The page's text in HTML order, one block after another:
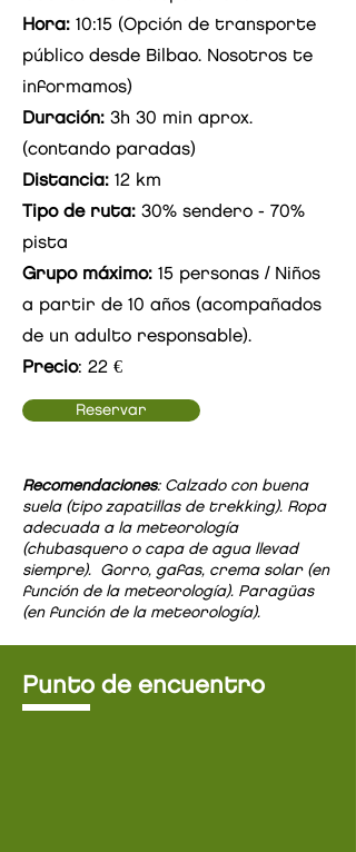
Hora: 10:15 (Opción de transporte
público desde Bilbao. Nosotros te
informamos)
Duración: 3h 30 min aprox.
(contando paradas)
Distancia: 12 km
Tipo de ruta: 30% sendero - 70%
pista
Grupo máximo: 15 personas / Niños
a partir de 10 años (acompañados
de un adulto responsable).
Precio: 22 €
Reservar
Recomendaciones: Calzado con buena
suela (tipo zapatillas de trekking). Ropa
adecuada a la meteorología
(chubasquero o capa de agua llevad
siempre). Gorro, gafas, crema solar (en
función de la meteorología). Paragüas
(en función de la meteorología).
Punto de encuentro